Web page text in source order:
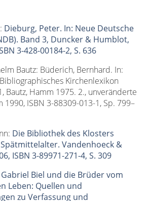
Dieburg, Peter. In: Neue Deutsche
Band 3, Duncker & Humblot,
3-428-00184-2, S. 636
Bautz: Büderich, Bernhard. In:
Kirchenlexikon
Bautz, Hamm 1975. 2., unveränderte
1990, ISBN 3-88309-013-1, Sp. 799–
Die Bibliothek des Klosters
Vandenhoeck &
ISBN 3-89971-271-4, S. 309
Gabriel Biel und die Brüder vom
Leben: Quellen und
zu Verfassung und